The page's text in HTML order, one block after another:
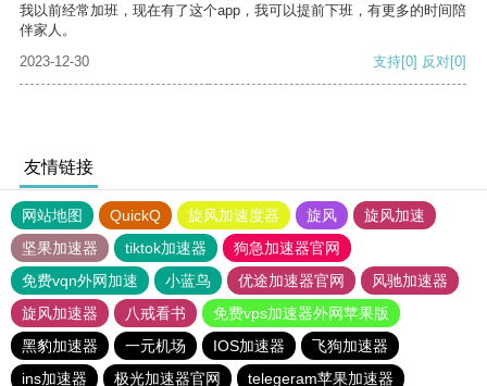
我以前经常加班，现在有了这个app，我可以提前下班，有更多的时间陪
伴家人。
2023-12-30
支持[0] 反对[0]
友情链接
网站地图 QuickQ 旋风加速度器 旋风
旋风加速
坚果加速器
tiktok加速器
狗急加速器官网
免费vqn外网加速
小蓝鸟 优途加速器官网
风驰加速器
旋风加速器
八戒看书
免费vps加速器外网苹果版
黑豹加速器
一元机场 IOS加速器
飞狗加速器
ins加速器
极光加速器官网 telegeram苹果加速器